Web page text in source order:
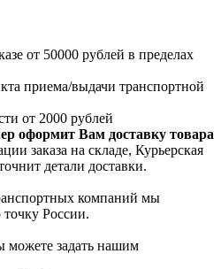
от 50000 рублей в пределах
приема/выдачи транспортной
от 2000 рублей
оформит Вам доставку товара
заказа на складе, Курьерская
детали доставки.
компаний мы
России.
можете задать нашим